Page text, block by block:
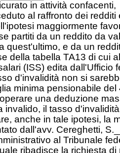
in attività confacenti,
al raffronto dei
maggiormente
partiti da un reddito da
quest'ultimo, e da un
della tabella TA13 di cui
(ISS) edita dall'Ufficio
d'invalidità non si
minima pensionabile
una deduzione
invalido, il tasso
anche in tale ipotesi, la
dall'avv. Cereghetti,
al Tribunale
ribadisce la richiesta di